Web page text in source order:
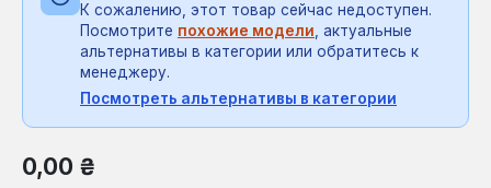
К сожалению, этот товар сейчас недоступен.
Посмотрите похожие модели, актуальные
альтернативы в категории или обратитесь к
менеджеру.
Посмотреть альтернативы в категории
Обычная цена:
0,00 ₴